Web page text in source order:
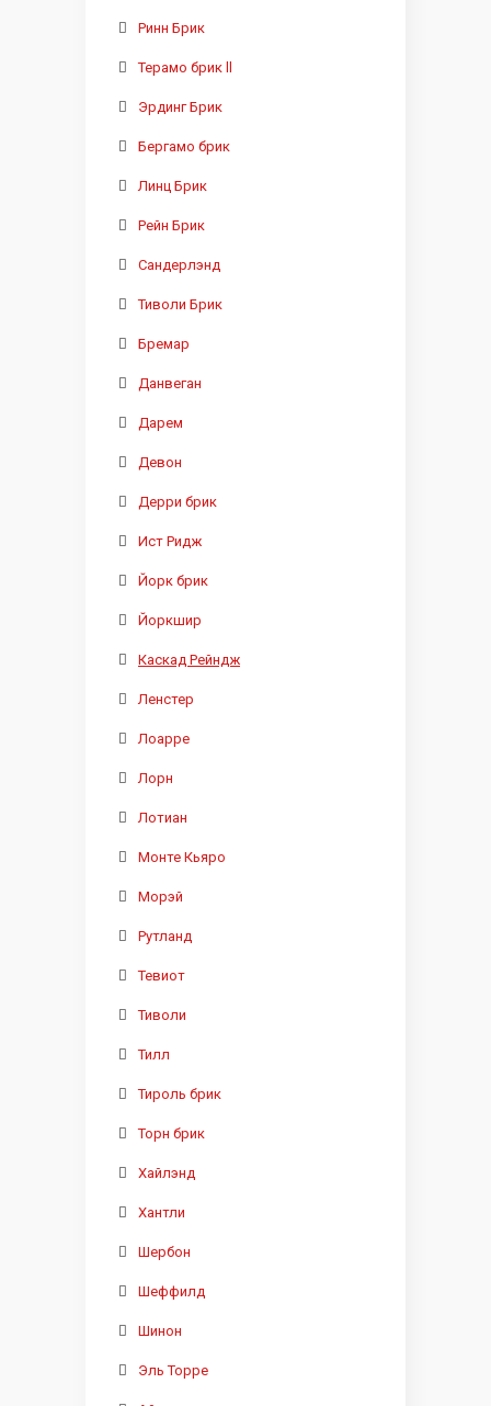
Ринн Брик
Терамо брик ll
Эрдинг Брик
Бергамо брик
Линц Брик
Рейн Брик
Сандерлэнд
Тиволи Брик
Бремар
Данвеган
Дарем
Девон
Дерри брик
Ист Ридж
Йорк брик
Йоркшир
Каскад Рейндж
Ленстер
Лоарре
Лорн
Лотиан
Монте Кьяро
Морэй
Рутланд
Тевиот
Тиволи
Тилл
Тироль брик
Торн брик
Хайлэнд
Хантли
Шербон
Шеффилд
Шинон
Эль Торре